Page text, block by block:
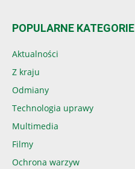
POPULARNE KATEGORIE
Aktualności
Z kraju
Odmiany
Technologia uprawy
Multimedia
Filmy
Ochrona warzyw